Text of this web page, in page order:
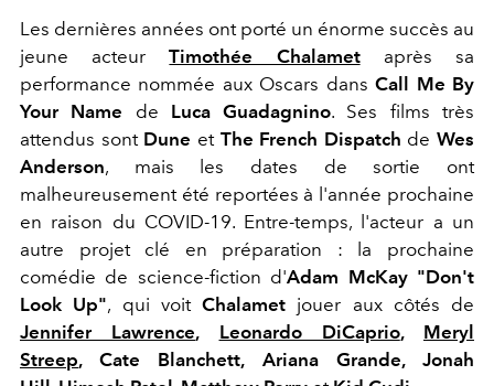
Les dernières années ont porté un énorme succès au
jeune acteurTimothée Chalamet
après sa
performance nommée aux Oscars dansCall Me By
Your Name de Luca Guadagnino. Ses films très
attendus sont Dune et The French Dispatch de Wes
Anderson, mais les dates de sortie ont
malheureusement été reportées à l'année prochaine
en raison du COVID-19. Entre-temps, l'acteur a un
autre projet clé en préparation : la prochaine
comédie de science-fiction d'Adam McKay "Don't
Look Up", qui voit Chalamet jouer aux côtés de
Jennifer Lawrence, Leonardo DiCaprio, Meryl
Streep, Cate Blanchett, Ariana Grande, Jonah